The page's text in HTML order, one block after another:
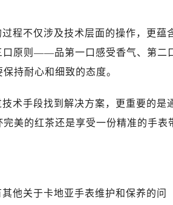
程不仅涉及技术层面的操作，更蕴
原则——品第一口感受香气、第二
持耐心和细致的态度。
术手段找到解决方案，更重要的是
美的红茶还是享受一份精准的手表
他关于卡地亚手表维护和保养的问